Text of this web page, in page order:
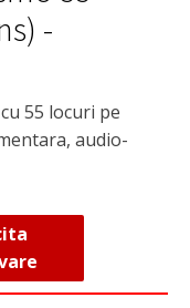
-
55 locuri pe
audio-